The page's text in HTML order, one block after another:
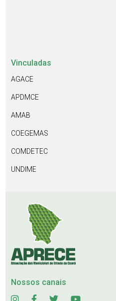
Vinculadas
AGACE
APDMCE
AMAB
COEGEMAS
COMDETEC
UNDIME
Nossos canais